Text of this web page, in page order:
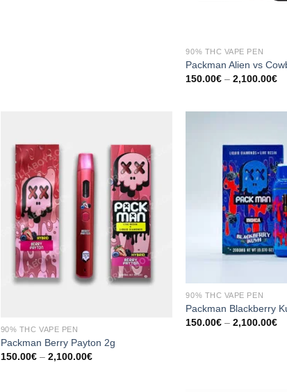
90% THC VAPE PEN
Packman Alien vs
150.00€ –2,100.00€
90% THC VAPE PEN
Packman Berry Payton 2g
150.00€ – 2,100.00€Preisspanne:
90% THC VAPE PEN
Packman Blackberry
150.00€ –2,100.00€